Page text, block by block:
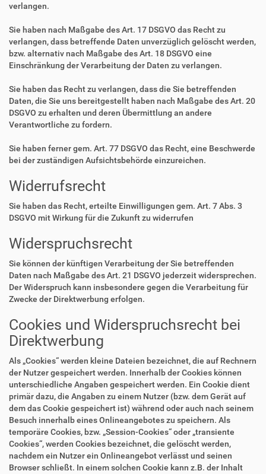
verlangen.
Sie haben nach Maßgabe des Art. 17 DSGVO das Recht zu
verlangen, dass betreffende Daten unverzüglich gelöscht werden,
bzw. alternativ nach Maßgabe des Art. 18 DSGVO eine
Einschränkung der Verarbeitung der Daten zu verlangen.
Sie haben das Recht zu verlangen, dass die Sie betreffenden
Daten, die Sie uns bereitgestellt haben nach Maßgabe des Art. 20
DSGVO zu erhalten und deren Übermittlung an andere
Verantwortliche zu fordern.
Sie haben ferner gem. Art. 77 DSGVO das Recht, eine Beschwerde
bei der zuständigen Aufsichtsbehörde einzureichen.
Widerrufsrecht
Sie haben das Recht, erteilte Einwilligungen gem. Art. 7 Abs. 3
DSGVO mit Wirkung für die Zukunft zu widerrufen
Widerspruchsrecht
Sie können der künftigen Verarbeitung der Sie betreffenden
Daten nach Maßgabe des Art. 21 DSGVO jederzeit widersprechen.
Der Widerspruch kann insbesondere gegen die Verarbeitung für
Zwecke der Direktwerbung erfolgen.
Cookies und Widerspruchsrecht bei
Direktwerbung
Als „Cookies“ werden kleine Dateien bezeichnet, die auf Rechnern
der Nutzer gespeichert werden. Innerhalb der Cookies können
unterschiedliche Angaben gespeichert werden. Ein Cookie dient
primär dazu, die Angaben zu einem Nutzer (bzw. dem Gerät auf
dem das Cookie gespeichert ist) während oder auch nach seinem
Besuch innerhalb eines Onlineangebotes zu speichern. Als
temporäre Cookies, bzw. „Session-Cookies“ oder „transiente
Cookies“, werden Cookies bezeichnet, die gelöscht werden,
nachdem ein Nutzer ein Onlineangebot verlässt und seinen
Browser schließt. In einem solchen Cookie kann z.B. der Inhalt